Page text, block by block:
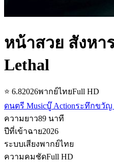
หน้าสวย สังหา
Lethal
⭐ 6.82026พากย์ไทยFull HD
ดนตรี Musicบู๊ Actionระทึกขวัญ
ความยาว89 นาที
ปีที่เข้าฉาย2026
ระบบเสียงพากย์ไทย
ความคมชัดFull HD